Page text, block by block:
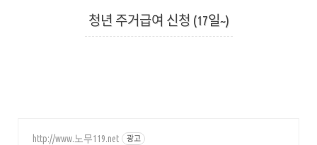
청년 주거급여 신청 (17일~)
http://www.노무119.net 광고